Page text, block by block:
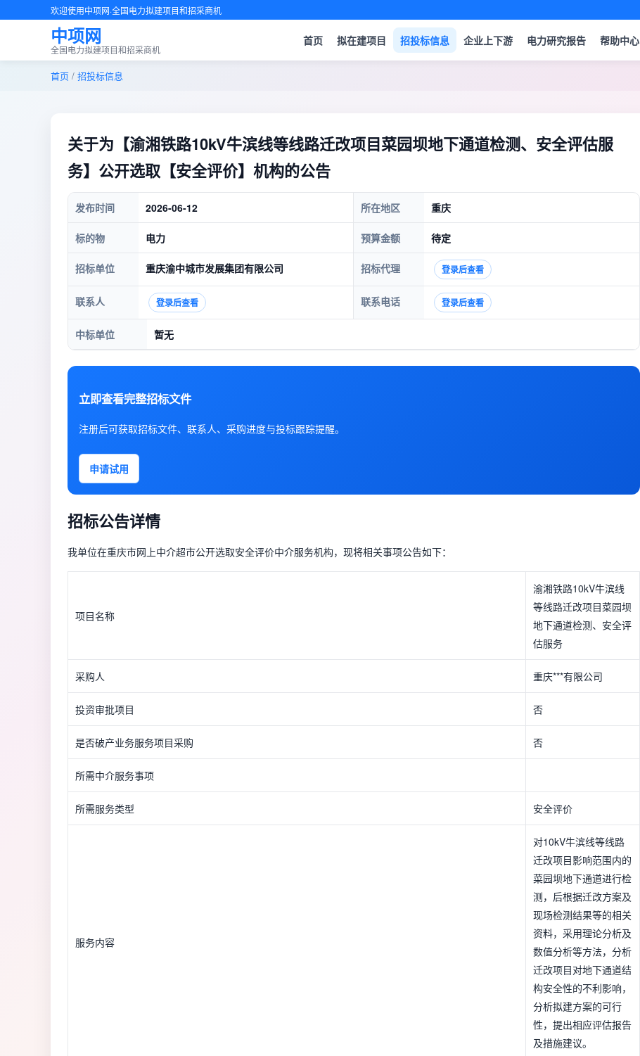
欢迎使用中项网·全国电力拟建项目和招采商机
中项网
全国电力拟建项目和招采商机
首页 拟在建项目 招投标信息 企业上下游 电力研究报告 帮助中心
首页 / 招投标信息
关于为【渝湘铁路10kV牛滨线等线路迁改项目菜园坝地下通道检测、安全评估服
务】公开选取【安全评价】机构的公告
发布时间 2026-06-12 所在地区 重庆
标的物 电力 预算金额 待定
招标单位 重庆渝中城市发展集团有限公司 招标代理 登录后查看
联系人 登录后查看 联系电话 登录后查看
中标单位 暂无
立即查看完整招标文件
注册后可获取招标文件、联系人、采购进度与投标跟踪提醒。
申请试用
招标公告详情
我单位在重庆市网上中介超市公开选取安全评价中介服务机构，现将相关事项公告如下：
项目名称
渝湘铁路10kV牛滨线
等线路迁改项目菜园坝
地下通道检测、安全评
估服务
采购人 重庆***有限公司
投资审批项目 否
是否破产业务服务项目采购 否
所需中介服务事项
所需服务类型 安全评价
服务内容
对10kV牛滨线等线路
迁改项目影响范围内的
菜园坝地下通道进行检
测，后根据迁改方案及
现场检测结果等的相关
资料，采用理论分析及
数值分析等方法，分析
迁改项目对地下通道结
构安全性的不利影响，
分析拟建方案的可行
性，提出相应评估报告
及措施建议。